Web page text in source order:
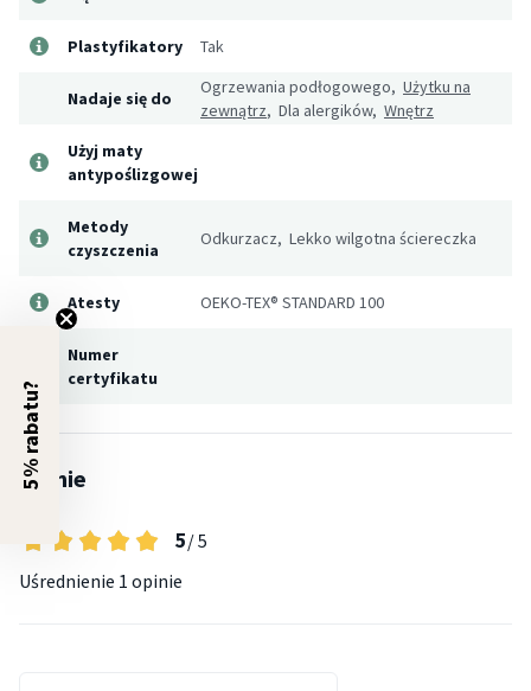
Plastyfikatory Tak
Nadaje się do
Ogrzewania podłogowego, Użytku na
zewnątrz, Dla alergików, Wnętrz
Użyj maty
antypoślizgowej
Metody
czyszczenia
Odkurzacz, Lekko wilgotna ściereczka
Atesty OEKO-TEX® STANDARD 100
Numer
certyfikatu
Opinie
5/ 5
Uśrednienie 1 opinie
5% rabatu?